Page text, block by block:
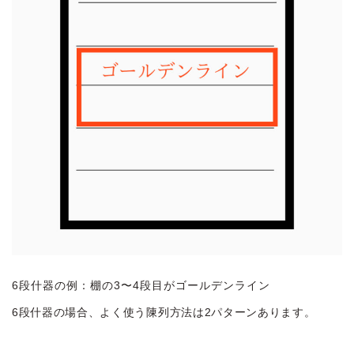
6段什器の例：棚の3〜4段目がゴールデンライン
6段什器の場合、よく使う陳列方法は2パターンあります。